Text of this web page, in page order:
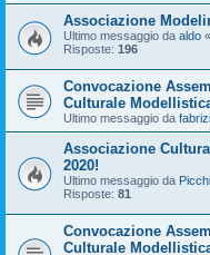
Associazione
Ultimo messaggio da aldo «
Risposte: 196
Convocazione
Culturale
Ultimo messaggio da
Associazione
2020!
Ultimo messaggio da
Risposte: 81
Convocazione
Culturale